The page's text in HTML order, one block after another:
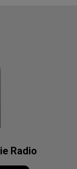
Radio